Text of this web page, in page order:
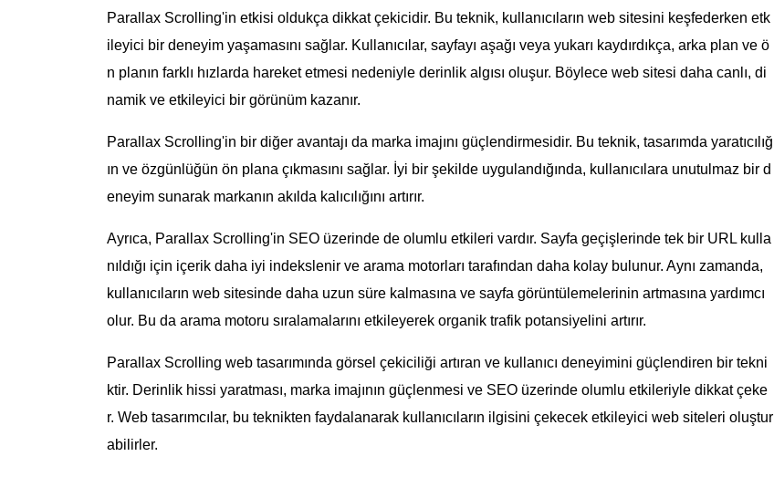
Parallax Scrolling'in etkisi oldukça dikkat çekicidir. Bu teknik, kullanıcıların web sitesini keşfederken etk
ileyici bir deneyim yaşamasını sağlar. Kullanıcılar, sayfayı aşağı veya yukarı kaydırdıkça, arka plan ve ö
n planın farklı hızlarda hareket etmesi nedeniyle derinlik algısı oluşur. Böylece web sitesi daha canlı, di
namik ve etkileyici bir görünüm kazanır.
Parallax Scrolling'in bir diğer avantajı da marka imajını güçlendirmesidir. Bu teknik, tasarımda yaratıcılığ
ın ve özgünlüğün ön plana çıkmasını sağlar. İyi bir şekilde uygulandığında, kullanıcılara unutulmaz bir d
eneyim sunarak markanın akılda kalıcılığını artırır.
Ayrıca, Parallax Scrolling'in SEO üzerinde de olumlu etkileri vardır. Sayfa geçişlerinde tek bir URL kulla
nıldığı için içerik daha iyi indekslenir ve arama motorları tarafından daha kolay bulunur. Aynı zamanda,
kullanıcıların web sitesinde daha uzun süre kalmasına ve sayfa görüntülemelerinin artmasına yardımcı
olur. Bu da arama motoru sıralamalarını etkileyerek organik trafik potansiyelini artırır.
Parallax Scrolling web tasarımında görsel çekiciliği artıran ve kullanıcı deneyimini güçlendiren bir tekni
ktir. Derinlik hissi yaratması, marka imajının güçlenmesi ve SEO üzerinde olumlu etkileriyle dikkat çeke
r. Web tasarımcılar, bu teknikten faydalanarak kullanıcıların ilgisini çekecek etkileyici web siteleri oluştur
abilirler.